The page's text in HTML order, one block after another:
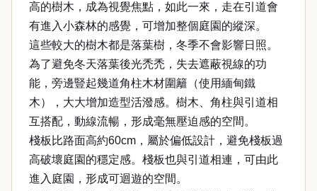
高的樹木，成為視覺焦點，如此一來，走在引道會
有進入小森林的感覺，可增加整個庭園的縱深。
這些較大的樹木都是落葉樹，冬季不會影響日照。
為了避免冬天落葉後光禿禿，失去遮蔽視線的功
能，旁邊豎起幾道角柱木材圍籬（使用緬甸鐵
木），大大增加造型活潑感。樹木、角柱與引道相
互搭配，動線流暢，形成毫無壓迫感的空間。
棧板比路面高約60cm，屬於偏低設計，避免棧板過
高破壞庭園的穩定感。棧板也與引道相連，可由此
進入庭園，形成可迴遊的空間。